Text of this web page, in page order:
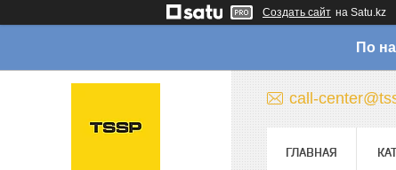
Создать сайт на Satu.kz
По
call-
ГЛАВНАЯ